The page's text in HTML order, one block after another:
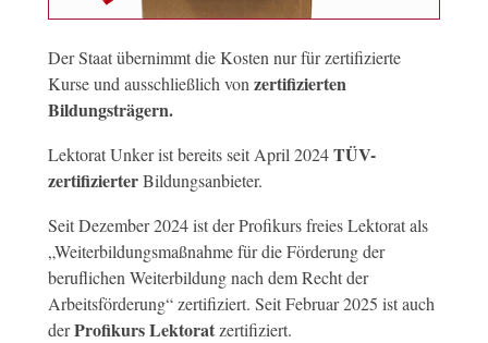
Der Staat übernimmt die Kosten nur für zertifizierte
Kurse und ausschließlich von zertifizierten
Bildungsträgern.
Lektorat Unker ist bereits seit April 2024TÜV-
zertifizierterBildungsanbieter.
Seit Dezember 2024 ist der Profikurs freies Lektorat als
„Weiterbildungsmaßnahme für die Förderung der
beruflichen Weiterbildung nach dem Recht der
Arbeitsförderung“ zertifiziert. Seit Februar 2025 ist auch
derProfikurs Lektoratzertifiziert.